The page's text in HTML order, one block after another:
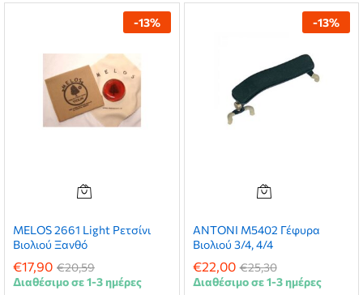
-13%
MELOS 2661 Light Ρετσίνι
Βιολιού Ξανθό
€17,90 €20,59
Διαθέσιμο σε 1-3 ημέρες
-13%
ANTONI M5402 Γέφυρα
Βιολιού 3/4, 4/4
€22,00 €25,30
Διαθέσιμο σε 1-3 ημέρες